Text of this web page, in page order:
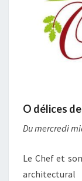
O délices
Du mercredi
Le Chef et